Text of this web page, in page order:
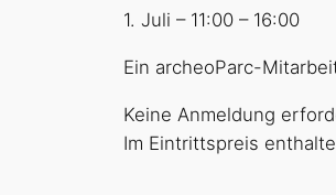
1. Juli – 11:00 – 16:00
Ein archeoParc-
Keine Anmeldung
Im Eintrittspreis